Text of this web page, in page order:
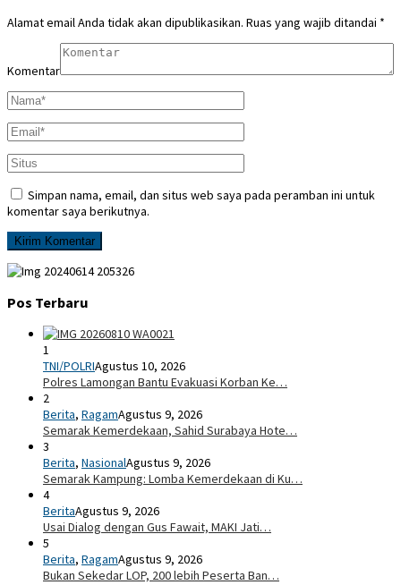
Alamat email Anda tidak akan dipublikasikan. Ruas yang wajib ditandai *
Komentar
Simpan nama, email, dan situs web saya pada peramban ini untuk
komentar saya berikutnya.
Pos Terbaru
1
TNI/POLRIAgustus 10, 2026
Polres Lamongan Bantu Evakuasi Korban Ke…
2
Berita, RagamAgustus 9, 2026
Semarak Kemerdekaan, Sahid Surabaya Hote…
3
Berita, NasionalAgustus 9, 2026
Semarak Kampung: Lomba Kemerdekaan di Ku…
4
BeritaAgustus 9, 2026
Usai Dialog dengan Gus Fawait, MAKI Jati…
5
Berita, RagamAgustus 9, 2026
Bukan Sekedar LOP, 200 lebih Peserta Ban…